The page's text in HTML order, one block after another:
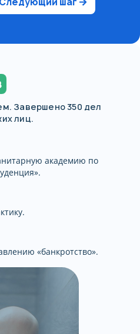
Завершено 350 дел
лиц.
академию по
«банкротство».